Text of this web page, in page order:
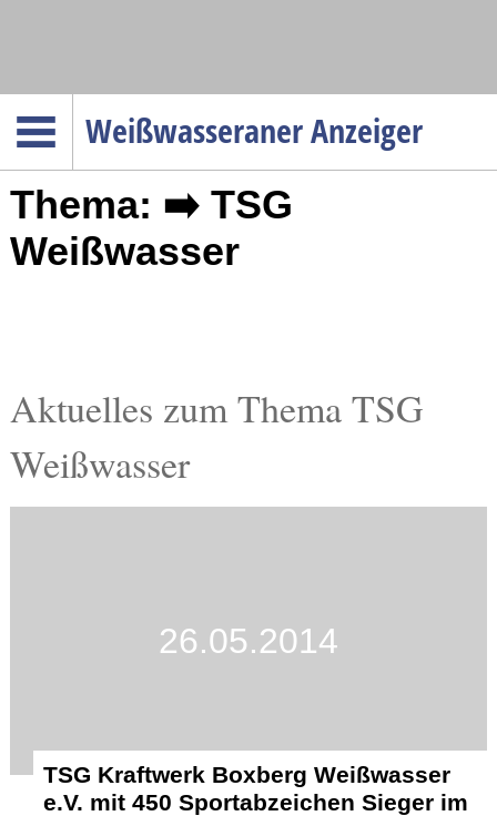
Weißwasseraner Anzeiger
Menüpunkte
Startseite
Gesellschaft
Gesundheit
Kultur
Thema: ➡️ TSG
Weißwasser
Aktuelles zum Thema TSG
Weißwasser
26.05.2014
TSG Kraftwerk Boxberg Weißwasser
e.V. mit 450 Sportabzeichen Sieger im